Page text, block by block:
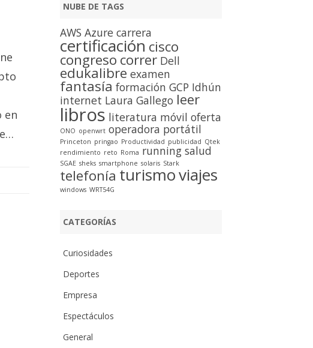
en
a
r
NUBE DE TAGS
AWS Azure carrera
certificación cisco
congreso correr Dell
edukalibre examen
fantasía formación GCP Idhún
internet Laura Gallego leer
libros literatura móvil oferta
ONO openwrt operadora portátil
Princeton pringao Productividad publicidad Qtek
rendimiento reto Roma running salud
SGAE sheks smartphone solaris Stark
telefonía turismoviajes
windows WRT54G
CATEGORÍAS
Curiosidades
Deportes
Empresa
Espectáculos
General